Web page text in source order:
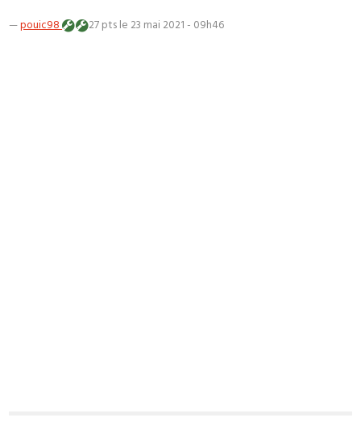
—pouic98 27 ptsle 23 mai 2021 - 09h46